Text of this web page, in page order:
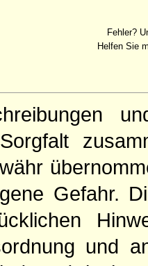
Fehler?
Helfen Sie
Gefahr.
und